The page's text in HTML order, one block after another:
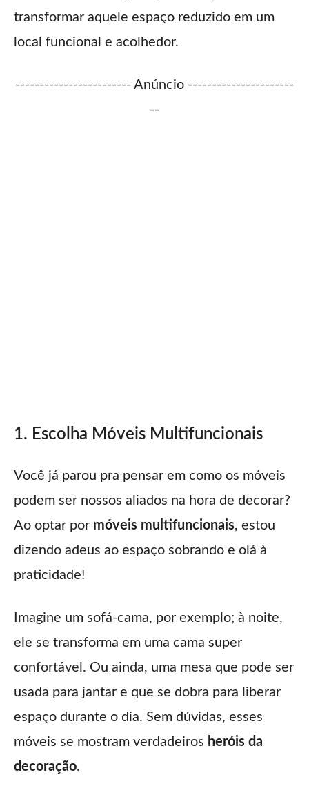
transformar aquele espaço reduzido em um
local funcional e acolhedor.
------------------------ Anúncio ----------------------
--
1. Escolha Móveis Multifuncionais
Você já parou pra pensar em como os móveis
podem ser nossos aliados na hora de decorar?
Ao optar por móveis multifuncionais, estou
dizendo adeus ao espaço sobrando e olá à
praticidade!
Imagine um sofá-cama, por exemplo; à noite,
ele se transforma em uma cama super
confortável. Ou ainda, uma mesa que pode ser
usada para jantar e que se dobra para liberar
espaço durante o dia. Sem dúvidas, esses
móveis se mostram verdadeiros heróis da
decoração.